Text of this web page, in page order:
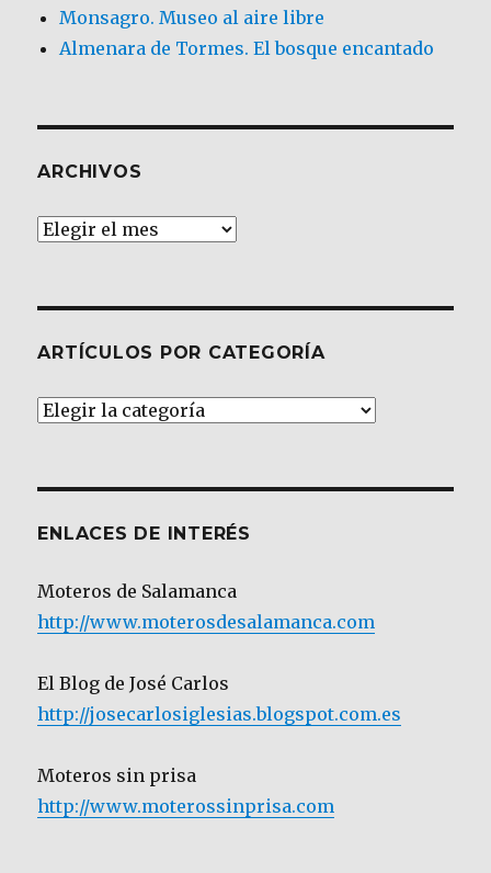
Monsagro. Museo al aire libre
Almenara de Tormes. El bosque encantado
ARCHIVOS
Archivos
ARTÍCULOS POR CATEGORÍA
Artículos
ENLACES DE INTERÉS
Moteros de Salamanca
http://www.moterosdesalamanca.com
El Blog de José Carlos
http://josecarlosiglesias.blogspot.com.es
Moteros sin prisa
http://www.moterossinprisa.com